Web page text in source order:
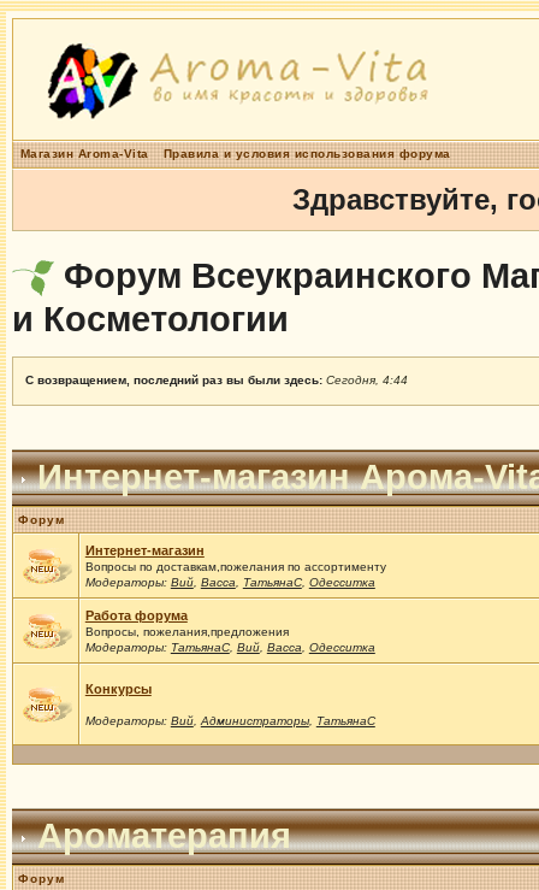
Магазин Aroma-Vita Правила и условия использования форума
Здравствуйте,
Форум Всеукраинского
и Косметологии
С возвращением, последний раз вы были здесь: Сегодня, 4:44
Интернет-магазин Арома-
Форум
Интернет-магазин
Вопросы по доставкам,пожелания по ассортименту
Модераторы: Вий, Васса ТатьянаС, Одесситка
Работа форума
Вопросы, пожелания,предложения
Модераторы: ТатьянаС, Вий, Васса Одесситка
Конкурсы
Модераторы: Вий, Администраторы, ТатьянаС
Ароматерапия
Форум